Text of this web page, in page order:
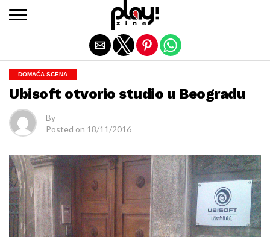
DOMAĆA SCENA
Ubisoft otvorio studio u Beogradu
By
Posted on 18/11/2016
Exit mobile version